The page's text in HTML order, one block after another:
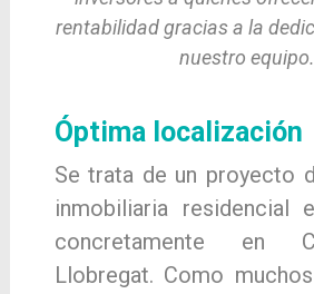
rentabilidad gracias a la
nuestro equipo.
Óptima localización
Se trata de un proyecto
inmobiliaria residencial
concretamente en
Llobregat. Como